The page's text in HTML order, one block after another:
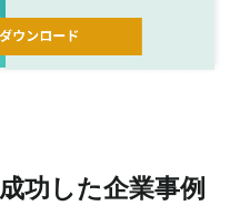
功した企業事例